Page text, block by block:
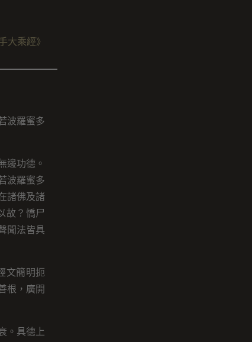
大乘經》
波羅蜜多
邊功德。
波羅蜜多
諸佛及諸
故？憍尸
聞法皆具
文簡明扼
根，廣開
。具德上